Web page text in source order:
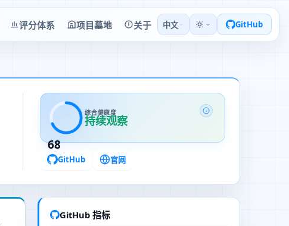
评分体系 项目墓地 关于 中文 GitHub
68
综合健康度
持续观察
GitHub 官网
GitHub 指标